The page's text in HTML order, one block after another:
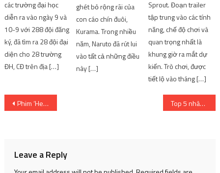
các trường đại học
diễn ra vào ngày 9 và
10-9 với 288 đội đăng
ký, đã tìm ra 28 đội đại
diện cho 28 trường
ĐH, CĐ trên địa […]
ghét bỏ rộng rãi của
con cáo chín đuôi,
Kurama. Trong nhiều
năm, Naruto đã rút lui
vào tất cả những điều
này […]
Sprout. Đoạn trailer
tập trung vào các tính
năng, chế độ chơi và
quan trọng nhất là
khung giờ ra mắt dự
kiến. Trò chơi, được
tiết lộ vào tháng […]
Post
Phim ‘Hellbound’ xác nhận có mùa 2 Top 5 nhân vật Genshin Impact DPS gây sát thương vật lý tốt nhất | SharingFunVN
Leave a Reply